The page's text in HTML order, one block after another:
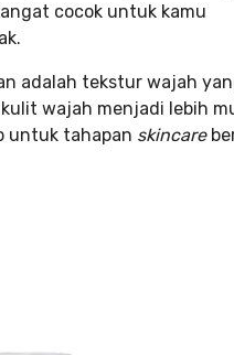
cocok untuk kamu
adalah tekstur wajah
wajah menjadi lebih
untuk tahapan skincare